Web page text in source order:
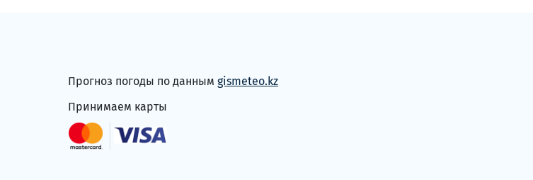
Прогноз погоды по данным gismeteo.kz
Принимаем карты